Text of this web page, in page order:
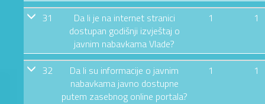
31
Da li je na internet stranici
dostupan godišnji izvještaj o
javnim nabavkama Vlade?
1 1
32
Da li su informacije o javnim
nabavkama javno dostupne
putem zasebnog online portala?
1 1